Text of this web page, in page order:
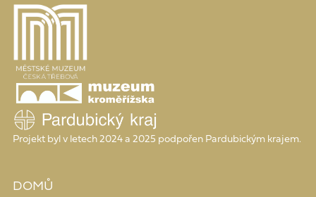
Projekt byl v letech 2024 a 2025 podpořen Pardubickým krajem.
DOMŮ